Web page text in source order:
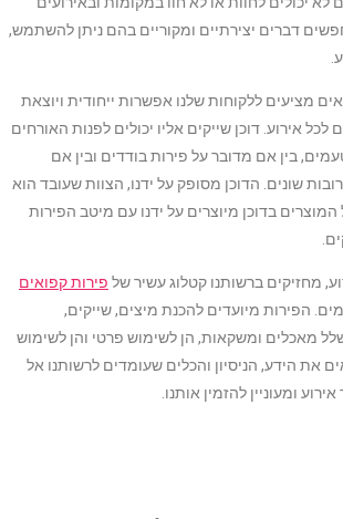
דברים יצירתיים ומקוריים בהם ניתן להשתמש,
מציעים ללקוחות שלנו אפשרות ייחודית ויוצאת
אירוע. דוכן שייקים אליו יכולים לפנות האורחים
בין אם מדובר על פירות בודדים ובין אם
שונים. הדוכן מסופק על ידנו, הצוות שעובד הוא
בדוכן מיוצרים על ידנו עם מיטב הפירות
מחזיקים ברשותנו קטלוג עשיר שלפירות קפואים
הפירות מיועדים להכנת מיצים, שייקים,
מאכלים ומשקאות, הן לשימוש פרטי והן לשימוש
את הידע, הניסיון והכלים שעומדים לרשותנו אל
ומעוניין להזמין אותנו.